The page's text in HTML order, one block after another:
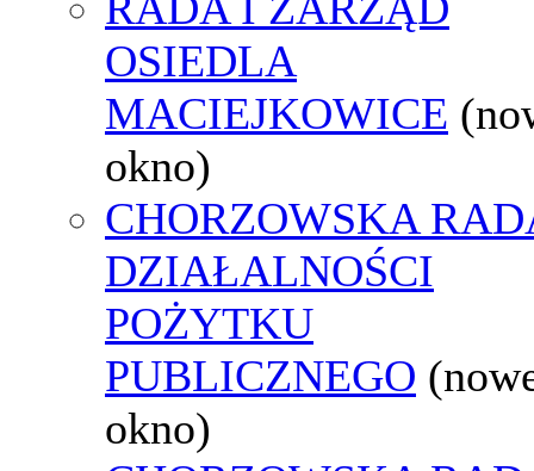
OSIEDLA
MACIEJKOWICE
okno)
CHORZOWSKA
DZIAŁALNOŚCI
POŻYTKU
PUBLICZNEGO
okno)